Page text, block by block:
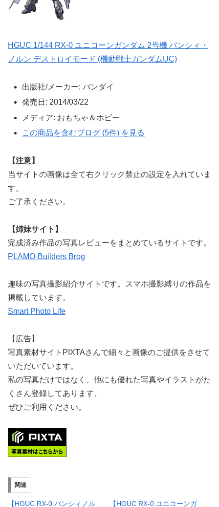
HGUC 1/144 RX-0 ユニコーンガンダム 2号機 バンシィ・
ノルン デストロイモード (機動戦士ガンダムUC)
出版社/メーカー: バンダイ
発売日: 2014/03/22
メディア: おもちゃ＆ホビー
この商品を含むブログ (5件) を見る
【注意】
当サイトの画像は全て右クリック禁止の設定を入れていま
す。
ご了承ください。
【姉妹サイト】
完成済み作品の写真レビューをまとめているサイトです。
PLAMO-Builders Brog
趣味の写真撮影紹介サイトです。スマホ撮影縛りの作品を
掲載しています。
Smart Photo Life
【広告】
写真素材サイトPIXTAさんで細々と画像のご提供をさせて
いただいています。
私の写真だけではなく、他にも優れた写真やイラストがた
くさん登録してあります。
ぜひご利用ください。
関連
【HGUC RX-0 バンシィノル
【HGUC RX-0 ユニコーンガ